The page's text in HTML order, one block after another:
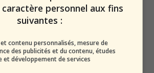
de carrière et neuf réservistes.
un débat récurrent au sein de la
l’accompagnement psychologique,
des militaires confrontés à une
et émotionnelle intense.
caractère personnel aux fins
suivantes :
contenu personnalisés, mesure de
des publicités et du contenu, études
et développement de services